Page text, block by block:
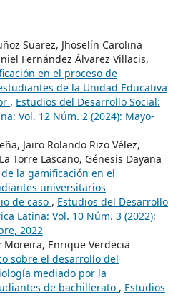
Suarez, Jhoselín Carolina
Fernández Álvarez Villacis,
en el proceso de
de la Unidad Educativa
, Estudios del Desarrollo Social:
Vol. 12 Núm. 2 (2024): Mayo-
Jairo Rolando Rizo Vélez,
Torre Lascano, Génesis Dayana
la gamificación en el
universitarios
de caso , Estudios del Desarrollo
Latina: Vol. 10 Núm. 3 (2022):
2022
Moreira, Enrique Verdecia
sobre el desarrollo del
mediado por la
de bachillerato , Estudios